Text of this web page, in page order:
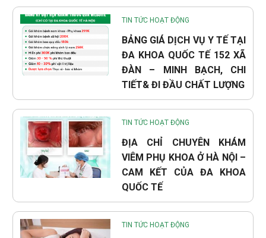
TIN TỨC HOẠT ĐỘNG
BẢNG GIÁ DỊCH VỤ Y TẾ TẠI
ĐA KHOA QUỐC TẾ 152 XÃ
ĐÀN – MINH BẠCH, CHI
TIẾT& ĐI ĐẦU CHẤT LƯỢNG
TIN TỨC HOẠT ĐỘNG
ĐỊA CHỈ CHUYÊN KHÁM
VIÊM PHỤ KHOA Ở HÀ NỘI –
CAM KẾT CỦA ĐA KHOA
QUỐC TẾ
TIN TỨC HOẠT ĐỘNG